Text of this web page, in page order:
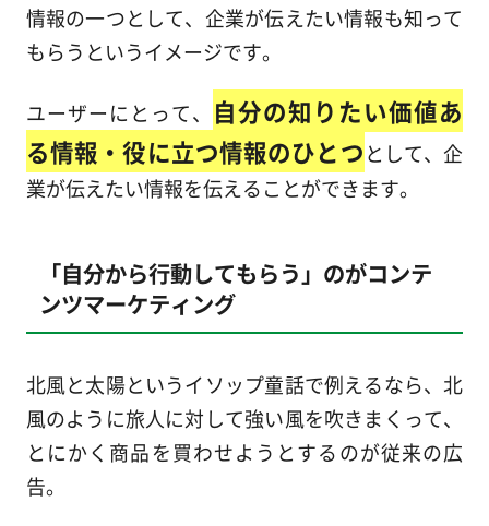
情報の一つとして、企業が伝えたい情報も知って
もらうというイメージです。
ユーザーにとって、
自分の知りたい価値あ
る情報・役に立つ情報のひとつとして、企
業が伝えたい情報を伝えることができます。
「自分から行動してもらう」のがコンテ
ンツマーケティング
北風と太陽というイソップ童話で例えるなら、北
風のように旅人に対して強い風を吹きまくって、
とにかく商品を買わせようとするのが従来の広
告。